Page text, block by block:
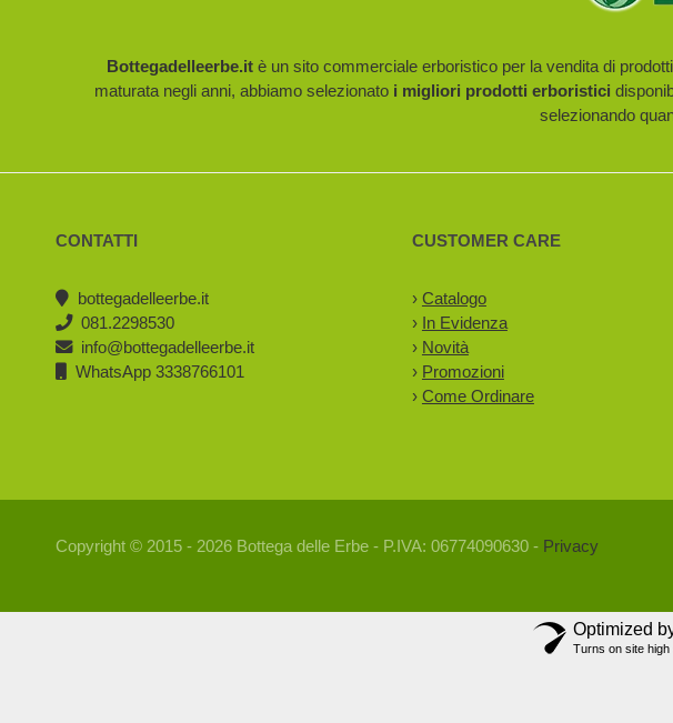
Bottegadelleerbe.it è un sito commerciale erboristico per la vendita di
maturata negli anni, abbiamo selezionato i migliori prodotti erboristici
selezionando
CONTATTI
bottegadelleerbe.it
081.2298530
info@bottegadelleerbe.it
WhatsApp 3338766101
CUSTOMER CARE
› Catalogo
› In Evidenza
› Novità
› Promozioni
› Come Ordinare
Copyright © 2015 - 2026 Bottega delle Erbe - P.IVA: 06774090630 - Privacy
Optimized
Turns on site high